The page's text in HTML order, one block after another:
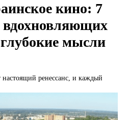
кино: 7
мысли
ренессанс, и каждый